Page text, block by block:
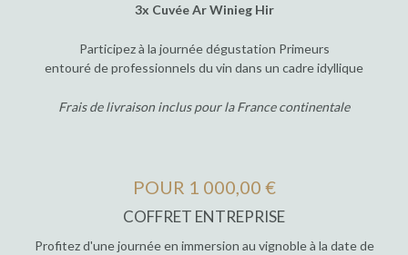
3x Cuvée Ar Winieg Hir
Participez à la journée dégustation Primeurs
entouré de professionnels du vin dans un cadre idyllique
Frais de livraison inclus pour la France continentale
POUR 1 000,00 €
COFFRET ENTREPRISE
Profitez d'une journée en immersion au vignoble à la date de